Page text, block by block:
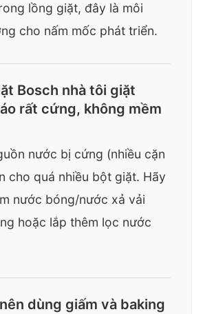
lồng giặt, đây là môi
cho nấm mốc phát triển.
Bosch nhà tôi giặt
rất cứng, không mềm
nước bị cứng (nhiều cặn
cho quá nhiều bột giặt. Hãy
nước bóng/nước xả vải
hoặc lắp thêm lọc nước
dùng giấm và baking